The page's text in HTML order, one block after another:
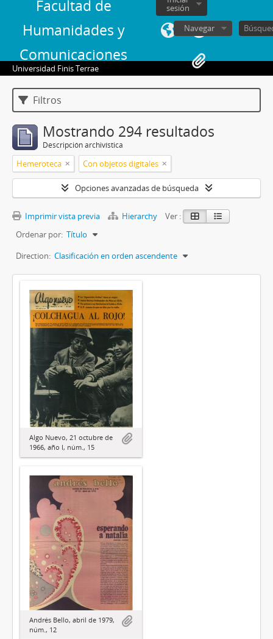
Facultad de
Humanidades y
Comunicaciones
sesión
Navegar
Universidad Finis Terrae
Filtros
Mostrando 294 resultados
Descripción archivística
Hemeroteca Con objetos digitales
Opciones avanzadas de búsqueda
Imprimir vista previa Hierarchy
Ver :
Ordenar por: Título
Direction: Clasificación en orden ascendente
Algo Nuevo, 21 octubre de
1966, año I, núm., 15
Andrés Bello, abril de 1979,
núm., 12